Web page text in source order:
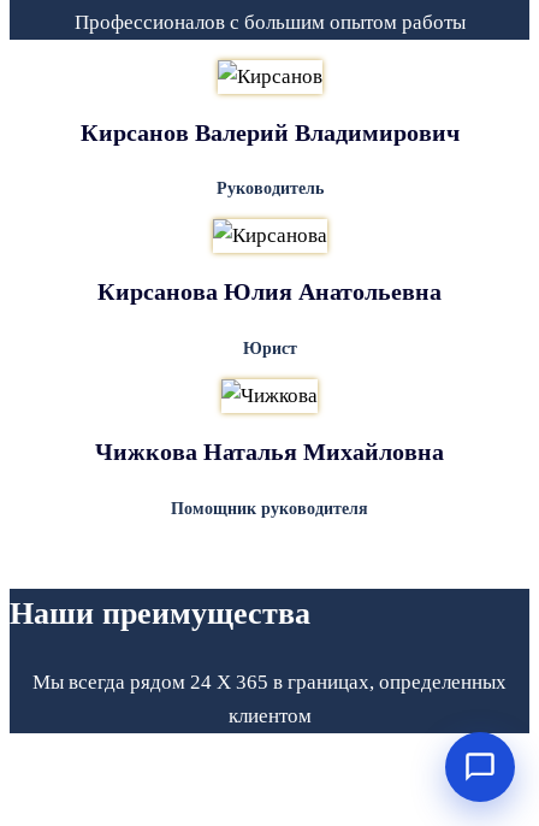
Профессионалов с большим опытом работы
Кирсанов Валерий Владимирович
Руководитель
Кирсанова Юлия Анатольевна
Юрист
Чижкова Наталья Михайловна
Помощник руководителя
Наши преимущества
Мы всегда рядом 24 Х 365 в границах, определенных
клиентом